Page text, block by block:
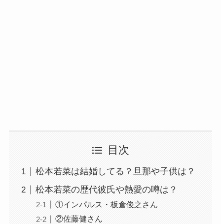
目次
松本若菜は結婚してる？旦那や子供は？
松本若菜の歴代彼氏や熱愛の噂は？
①インパルス・板倉俊之さん
②佐藤健さん